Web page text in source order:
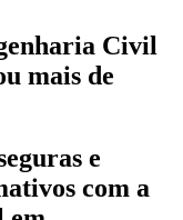
Civil
mais de
e
com a